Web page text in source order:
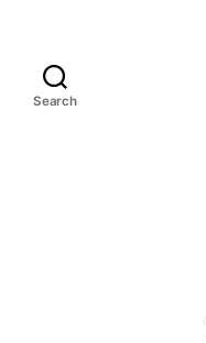
Search